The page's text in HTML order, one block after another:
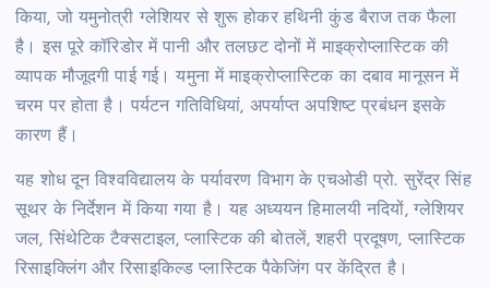
किया, जो यमुनोत्री ग्लेशियर से शुरू होकर हथिनी कुंड बैराज तक फैला
है। इस पूरे कॉरिडोर में पानी और तलछट दोनों में माइक्रोप्लास्टिक की
व्यापक मौजूदगी पाई गई। यमुना में माइक्रोप्लास्टिक का दबाव मानूसन में
चरम पर होता है। पर्यटन गतिविधियां, अपर्याप्त अपशिष्ट प्रबंधन इसके
कारण हैं।
यह शोध दून विश्वविद्यालय के पर्यावरण विभाग के एचओडी प्रो. सुरेंद्र सिंह
सूथर के निर्देशन में किया गया है। यह अध्ययन हिमालयी नदियों, ग्लेशियर
जल, सिंथेटिक टैक्सटाइल, प्लास्टिक की बोतलें, शहरी प्रदूषण, प्लास्टिक
रिसाइक्लिंग और रिसाइकिल्ड प्लास्टिक पैकेजिंग पर केंद्रित है।